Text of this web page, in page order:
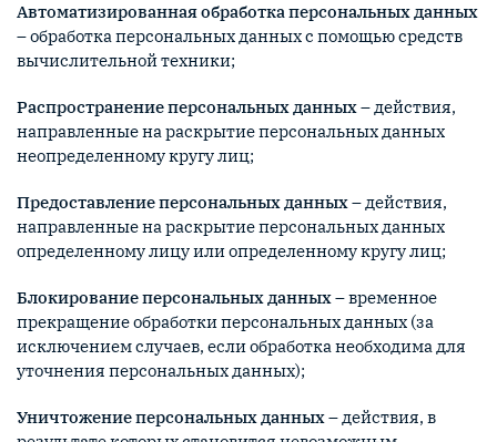
Автоматизированная обработка персональных данных
– обработка персональных данных с помощью средств
вычислительной техники;
Распространение персональных данных– действия,
направленные на раскрытие персональных данных
неопределенному кругу лиц;
Предоставление персональных данных– действия,
направленные на раскрытие персональных данных
определенному лицу или определенному кругу лиц;
Блокирование персональных данных– временное
прекращение обработки персональных данных (за
исключением случаев, если обработка необходима для
уточнения персональных данных);
Уничтожение персональных данных– действия, в